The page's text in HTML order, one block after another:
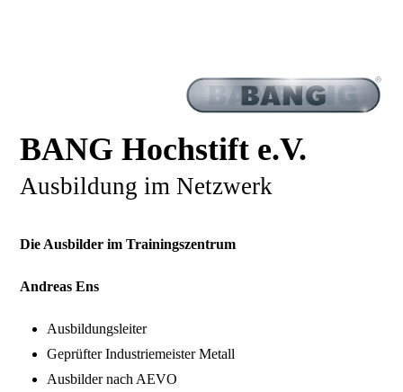
BANG Hochstift e.V.
Ausbildung im Netzwerk
Die Ausbilder im Trainingszentrum
Andreas Ens
Ausbildungsleiter
Geprüfter Industriemeister Metall
Ausbilder nach AEVO